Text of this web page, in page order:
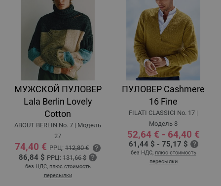
МУЖСКОЙ ПУЛОВЕР
Lala Berlin Lovely
Cotton
ABOUT BERLIN No. 7 | Модель
27
74,40 € РРЦ: 112,80 €
86,84 $ РРЦ: 131,66 $
без НДС, плюс стоимость
пересылки
ПУЛОВЕР Cashmere
16 Fine
FILATI CLASSICI No. 17 |
Модель 8
52,64 € - 64,40 €
61,44 $ - 75,17 $
без НДС, плюс стоимость
пересылки